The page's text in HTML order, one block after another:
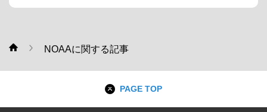
WWF NOAAに関する記事
PAGE TOP